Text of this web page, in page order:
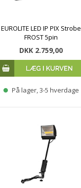
EUROLITE LED IP PIX Strobe
FROST 5pin
DKK 2.759,00
På lager, 3-5 hverdage